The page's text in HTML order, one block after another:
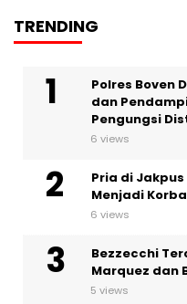
TRENDING
Polres Boven
dan
Pengungsi
6 views
Pria di
Menjadi
6 views
Bezzecchi
Marquez dan
5 views